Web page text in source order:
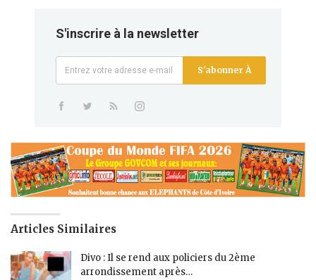
S'inscrire à la newsletter
S'abonner À
Articles Similaires
Divo : Il se rend aux policiers du 2ème
arrondissement après…